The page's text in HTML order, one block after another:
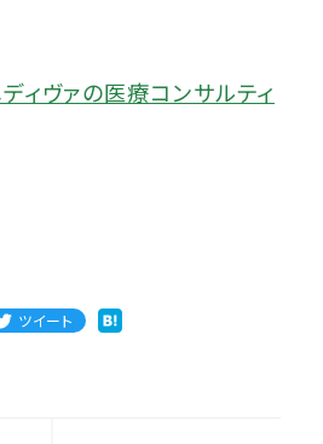
ィヴァの医療コンサルティ
ツイート